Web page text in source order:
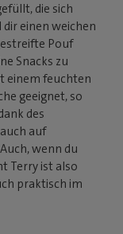
die sich
einen weichen
Pouf
Snacks zu
einem feuchten
geeignet, so
des
auf
wenn du
Terry ist also
praktisch im